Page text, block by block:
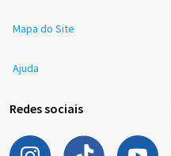
Mapa do Site
Ajuda
Redes sociais